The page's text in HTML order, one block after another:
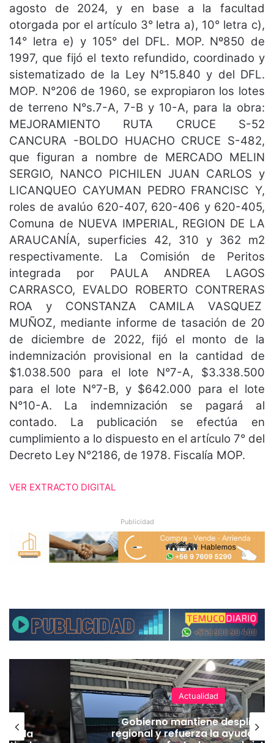
agosto de 2024, y en base a la facultad
otorgada por el artículo 3° letra a), 10° letra c),
14° letra e) y 105° del DFL. MOP. Nº850 de
1997, que fijó el texto refundido, coordinado y
sistematizado de la Ley N°15.840 y del DFL.
MOP. N°206 de 1960, se expropiaron los lotes
de terreno N°s.7-A, 7-B y 10-A, para la obra:
MEJORAMIENTO RUTA CRUCE S-52
CANCURA -BOLDO HUACHO CRUCE S-482,
que figuran a nombre de MERCADO MELIN
SERGIO, NANCO PICHILEN JUAN CARLOS y
LICANQUEO CAYUMAN PEDRO FRANCISC Y,
roles de avalúo 620-407, 620-406 y 620-405,
Comuna de NUEVA IMPERIAL, REGION DE LA
ARAUCANÍA, superficies 42, 310 y 362 m2
respectivamente. La Comisión de Peritos
integrada por PAULA ANDREA LAGOS
CARRASCO, EVALDO ROBERTO CONTRERAS
ROA y CONSTANZA CAMILA VASQUEZ
MUÑOZ, mediante informe de tasación de 20
de diciembre de 2022, fijó el monto de la
indemnización provisional en la cantidad de
$1.038.500 para el lote N°7-A, $3.338.500
para el lote N°7-B, y $642.000 para el lote
N°10-A. La indemnización se pagará al
contado. La publicación se efectúa en
cumplimiento a lo dispuesto en el artículo 7° del
Decreto Ley N°2186, de 1978. Fiscalía MOP.
VER EXTRACTO DIGITAL
Publicidad
la
Actualidad
Gobierno mantiene
regional y refuerza la ayuda en